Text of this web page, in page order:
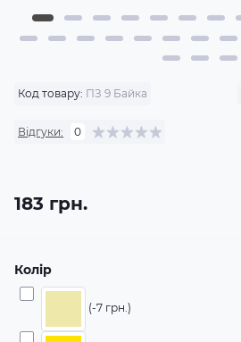
Код товару: ПЗ 9 Байка
Відгуки: 0
183 грн.
Колір
(-7 грн.)